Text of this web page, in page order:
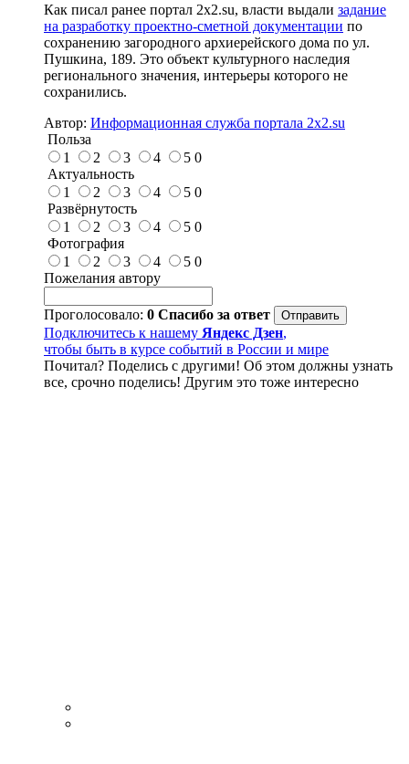
Как писал ранее портал 2х2.su, власти выдали задание
на разработку проектно-сметной документации по
сохранению загородного архиерейского дома по ул.
Пушкина, 189. Это объект культурного наследия
регионального значения, интерьеры которого не
сохранились.
Автор: Информационная служба портала 2x2.su
Польза
1
2 3 4 5 0
Актуальность
1
2 3 4 5 0
Развёрнутость
1
2 3 4 5 0
Фотография
1
2 3 4 5 0
Пожелания автору
Проголосовало: 0 Спасибо за ответ
Подключитесь к нашему Яндекс Дзен,
чтобы быть в курсе событий в России и мире
Почитал? Поделись с другими! Об этом должны узнать
все, срочно поделись! Другим это тоже интересно